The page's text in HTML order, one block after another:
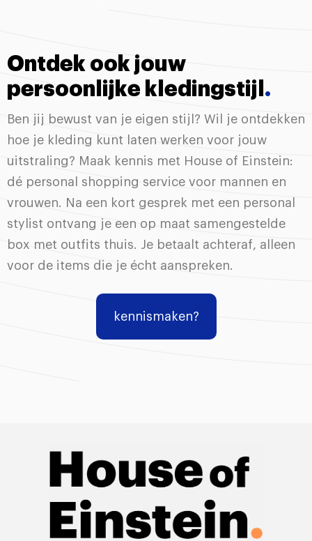
Ontdek ook jouw
persoonlijke kledingstijl .
Ben jij bewust van je eigen stijl? Wil je ontdekken
hoe je kleding kunt laten werken voor jouw
uitstraling? Maak kennis met House of Einstein:
dé personal shopping service voor mannen en
vrouwen. Na een kort gesprek met een personal
stylist ontvang je een op maat samengestelde
box met outfits thuis. Je betaalt achteraf, alleen
voor de items die je écht aanspreken.
kennismaken?